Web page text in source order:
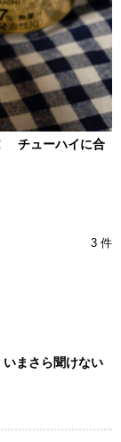
チューハイに合
3 件
まさら聞けない